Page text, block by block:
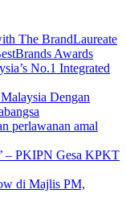
The BrandLaureate
Awards
No.1 Integrated
Dengan
perlawanan amal
– PKIPN Gesa KPKT
di Majlis PM,